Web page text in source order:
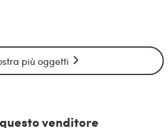
più oggetti
venditore